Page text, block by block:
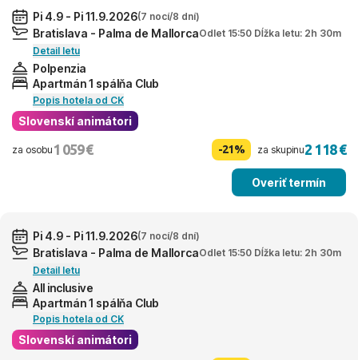
Pi 4.9 - Pi 11.9.2026(7 nocí/8 dní)
Bratislava - Palma de MallorcaOdlet 15:50 Dĺžka letu: 2h 30m
Detail letu
Polpenzia
Apartmán 1 spálňa Club
Popis hotela od CK
Slovenskí animátori
za osobu 1 059 € -21% za skupinu2 118 €
Overiť termín
Pi 4.9 - Pi 11.9.2026(7 nocí/8 dní)
Bratislava - Palma de MallorcaOdlet 15:50 Dĺžka letu: 2h 30m
Detail letu
All inclusive
Apartmán 1 spálňa Club
Popis hotela od CK
Slovenskí animátori